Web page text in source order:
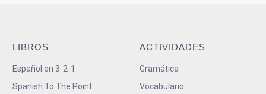
LIBROS
Español en 3-2-1
Spanish To The Point
ACTIVIDADES
Gramática
Vocabulario